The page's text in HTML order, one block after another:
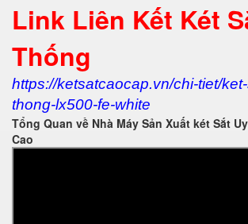
Link Liên Kết Két
Thống
https://ketsatcaocap.vn/chi-tiet/
thong-lx500-fe-white
Tổng Quan về Nhà Máy Sản Xuất két Sắt
Cao